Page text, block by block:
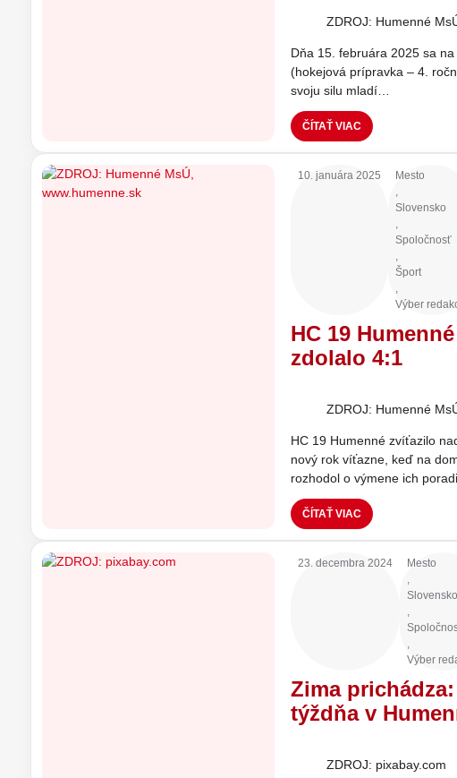
ZDROJ: Humenné
Dňa 15. februára 2025 sa
(hokejová prípravka – 4.
svoju silu mladí…
ČÍTAŤ VIAC
10. januára 2025
Mesto
,
Slovensko
,
Spoločnosť
,
Šport
,
Výber
HC 19
zdolalo 4:1
ZDROJ: Humenné
HC 19 Humenné zvíťazilo
nový rok víťazne, keď na
rozhodol o výmene ich
ČÍTAŤ VIAC
23. decembra 2024
Mesto
,
Slovensko
,
,
Výber
Zima
týždňa v
ZDROJ: pixabay.com